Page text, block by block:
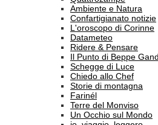
Ambiente e Natura
Confartigianato notizie
L'oroscopo di Corinne
Datameteo
Ridere & Pensare
Il Punto di Beppe
Schegge di Luce
Chiedo allo Chef
Storie di montagna
Farinél
Terre del Monviso
Un Occhio sul Mondo